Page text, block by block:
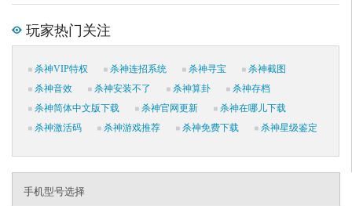
玩家热门关注
杀神VIP特权 杀神连招系统 杀神寻宝
杀神截图
杀神音效
杀神安装不了 杀神算卦
杀神存档
杀神简体中文版下载
杀神官网更新
杀神在哪儿下载
杀神激活码
杀神游戏推荐 杀神免费下载 杀神星级鉴定
手机型号选择